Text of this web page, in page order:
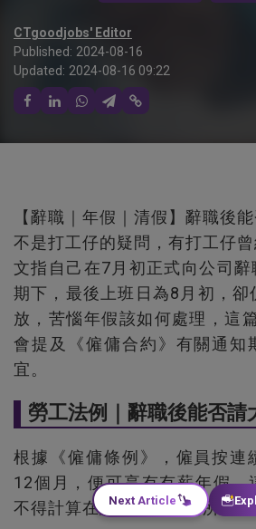
CTgoodjobs' Editor
Published: 2024-08-16
Updated: 2024-08-16 09:22
【辭職｜年假｜清假】辭職後
不是打工仔的疑問，有打工仔
文指自己在7月初正式向公司
期下，最後上班日為8月初，卻
放，苦惱年假該如何處理，這
會提及《僱傭合約》有關通知
宜。
勞工法例｜辭職後能否請
根據《僱傭條例》，僱員按連
12個月，便可享有有薪年假，
不得計算在終止僱傭合約所需的
Next Article